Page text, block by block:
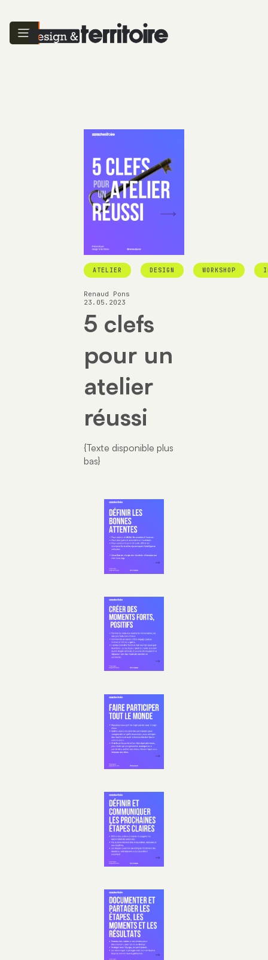
ATELIER DESIGN WORKSHOP
Renaud Pons
23.05.2023
5 clefs
pour un
atelier
réussi
{Texte disponible plus
bas}